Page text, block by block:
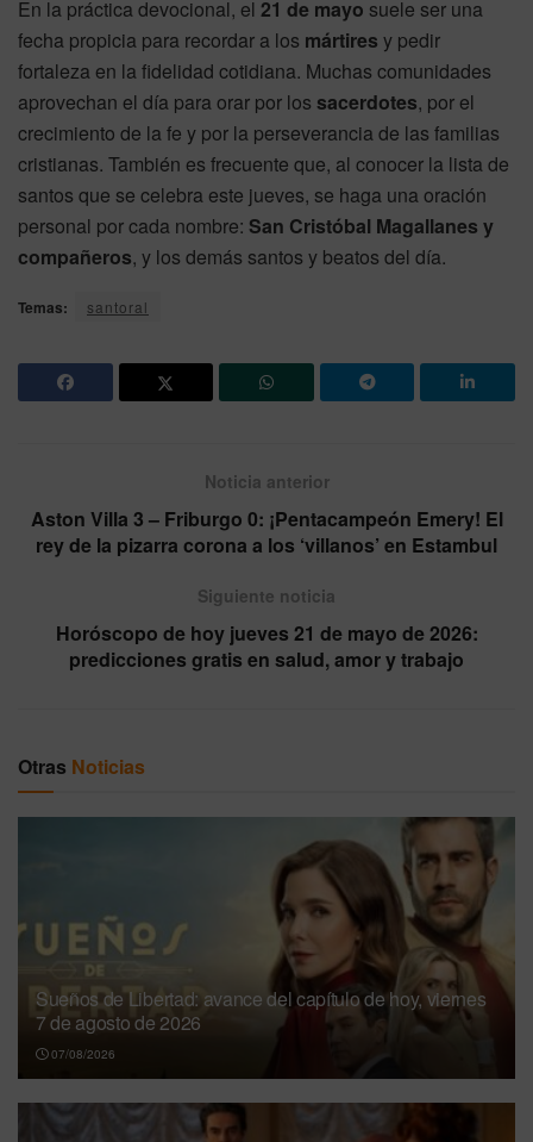
En la práctica devocional, el 21 de mayo suele ser una
fecha propicia para recordar a los mártires y pedir
fortaleza en la fidelidad cotidiana. Muchas comunidades
aprovechan el día para orar por los sacerdotes, por el
crecimiento de la fe y por la perseverancia de las familias
cristianas. También es frecuente que, al conocer la lista de
santos que se celebra este jueves, se haga una oración
personal por cada nombre: San Cristóbal Magallanes y
compañeros, y los demás santos y beatos del día.
Temas: santoral
Noticia anterior
Aston Villa 3 – Friburgo 0: ¡Pentacampeón Emery! El
rey de la pizarra corona a los ‘villanos’ en Estambul
Siguiente noticia
Horóscopo de hoy jueves 21 de mayo de 2026:
predicciones gratis en salud, amor y trabajo
Otras Noticias
Sueños de Libertad: avance del capítulo de hoy, viernes
7 de agosto de 2026
07/08/2026